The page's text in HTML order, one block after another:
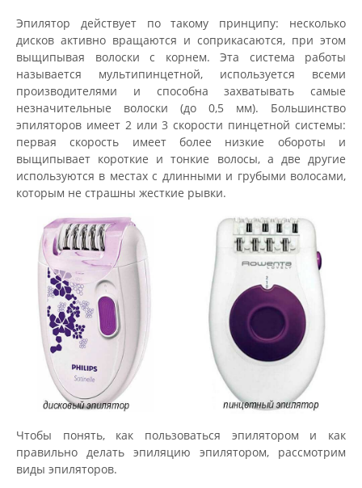
Эпилятор действует по такому принципу: несколько
дисков активно вращаются и соприкасаются, при этом
выщипывая волоски с корнем. Эта система работы
называется мультипинцетной, используется всеми
производителями и способна захватывать самые
незначительные волоски (до 0,5 мм). Большинство
эпиляторов имеет 2 или 3 скорости пинцетной системы:
первая скорость имеет более низкие обороты и
выщипывает короткие и тонкие волосы, а две другие
используются в местах с длинными и грубыми волосами,
которым не страшны жесткие рывки.
Чтобы понять, как пользоваться эпилятором и как
правильно делать эпиляцию эпилятором, рассмотрим
виды эпиляторов.